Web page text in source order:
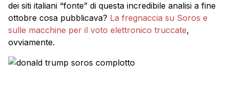
dei siti italiani “fonte” di questa incredibile analisi a fine
ottobre cosa pubblicava? La fregnaccia su Soros e
sulle macchine per il voto elettronico truccate,
ovviamente.